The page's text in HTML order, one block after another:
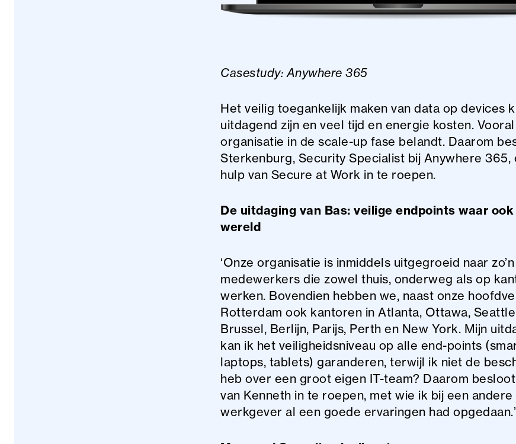
Casestudy: Anywhere 365
Het veilig toegankelijk maken van data op devices
uitdagend zijn en veel tijd en energie kosten.
organisatie in de scale-up fase belandt. Daarom
Sterkenburg, Security Specialist bij Anywhere 365,
hulp van Secure at Work in te roepen.
De uitdaging van Bas: veilige endpoints waar
wereld
‘Onze organisatie is inmiddels uitgegroeid naar
medewerkers die zowel thuis, onderweg als op
werken. Bovendien hebben we, naast onze
Rotterdam ook kantoren in Atlanta, Ottawa,
Brussel, Berlijn, Parijs, Perth en New York. Mijn
kan ik het veiligheidsniveau op alle end-points
laptops, tablets) garanderen, terwijl ik niet de
heb over een groot eigen IT-team? Daarom
van Kenneth in te roepen, met wie ik bij een andere
werkgever al een goede ervaringen had opgedaan.’